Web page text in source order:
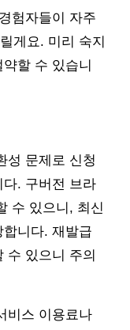
험자들이 자주
게요. 미리 숙지
할 수 있습니
성 문제로 신청
. 구버전 브라
수 있으니, 최신
니다. 재발급
수 있으니 주의
비스 이용료나